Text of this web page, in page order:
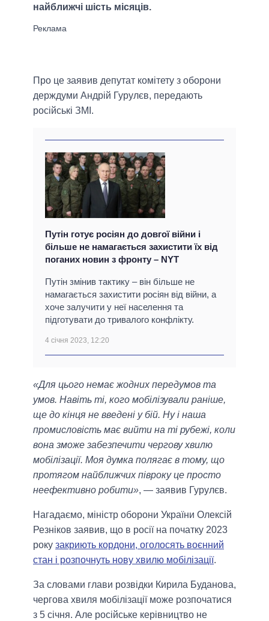
найближчі шість місяців.
Про це заявив депутат комітету з оборони
держдуми Андрій Гурулєв, передають
російські ЗМІ.
Путін готує росіян до довгої війни і
більше не намагається захистити їх від
поганих новин з фронту – NYT
Путін змінив тактику – він більше не
намагається захистити росіян від війни, а
хоче залучити у неї населення та
підготувати до тривалого конфлікту.
4 січня 2023, 12:20
«Для цього немає жодних передумов та
умов. Навіть ті, кого мобілізували раніше,
ще до кінця не введені у бій. Ну і наша
промисловість має вийти на ті рубежі, коли
вона зможе забезпечити чергову хвилю
мобілізації. Моя думка полягає в тому, що
протягом найближчих півроку це просто
неефективно робити», — заявив Гурулєв.
Нагадаємо, міністр оборони України Олексій
Резніков заявив, що в росії на початку 2023
року закриють кордони, оголосять воєнний
стан і розпочнуть нову хвилю мобілізації.
За словами глави розвідки Кирила Буданова,
чергова хвиля мобілізації може розпочатися
з 5 січня. Але російське керівництво не